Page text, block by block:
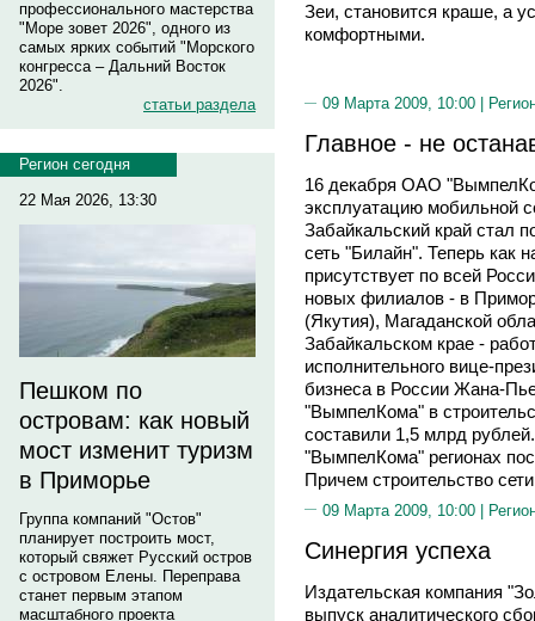
профессионального мастерства
"Море зовет 2026", одного из
самых ярких событий "Морского
конгресса – Дальний Восток
2026".
статьи раздела
Регион сегодня
22 Мая 2026, 13:30
Пешком по
островам: как новый
мост изменит туризм
в Приморье
Группа компаний "Остов"
планирует построить мост,
который свяжет Русский остров
с островом Елены. Переправа
станет первым этапом
масштабного проекта
Зеи, становится краше, а
комфортными.
09 Марта 2009, 10:00 |
Главное - не
16 декабря ОАО
эксплуатацию мобильной
Забайкальский край стал
сеть "Билайн". Теперь как
присутствует по всей
новых филиалов - в
(Якутия), Магаданской
Забайкальском крае -
исполнительного вице-
бизнеса в России Жана-
"ВымпелКома" в
составили 1,5 млрд
"ВымпелКома" регионах
Причем строительство
09 Марта 2009, 10:00 |
Синергия успеха
Издательская компания
выпуск аналитического